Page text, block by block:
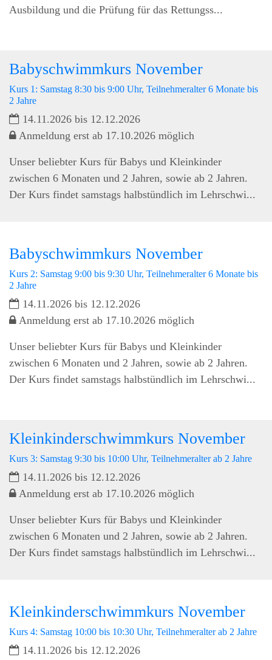
Ausbildung und die Prüfung für das Rettungss...
Babyschwimmkurs November
Kurs 1: Samstag 8:30 bis 9:00 Uhr, Teilnehmeralter 6 Monate bis
2 Jahre
14.11.2026 bis 12.12.2026
Anmeldung erst ab 17.10.2026 möglich
Unser beliebter Kurs für Babys und Kleinkinder
zwischen 6 Monaten und 2 Jahren, sowie ab 2 Jahren.
Der Kurs findet samstags halbstündlich im Lehrschwi...
Babyschwimmkurs November
Kurs 2: Samstag 9:00 bis 9:30 Uhr, Teilnehmeralter 6 Monate bis
2 Jahre
14.11.2026 bis 12.12.2026
Anmeldung erst ab 17.10.2026 möglich
Unser beliebter Kurs für Babys und Kleinkinder
zwischen 6 Monaten und 2 Jahren, sowie ab 2 Jahren.
Der Kurs findet samstags halbstündlich im Lehrschwi...
Kleinkinderschwimmkurs November
Kurs 3: Samstag 9:30 bis 10:00 Uhr, Teilnehmeralter ab 2 Jahre
14.11.2026 bis 12.12.2026
Anmeldung erst ab 17.10.2026 möglich
Unser beliebter Kurs für Babys und Kleinkinder
zwischen 6 Monaten und 2 Jahren, sowie ab 2 Jahren.
Der Kurs findet samstags halbstündlich im Lehrschwi...
Kleinkinderschwimmkurs November
Kurs 4: Samstag 10:00 bis 10:30 Uhr, Teilnehmeralter ab 2 Jahre
14.11.2026 bis 12.12.2026